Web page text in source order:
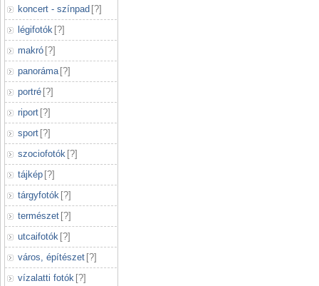
koncert - színpad [?]
légifotók [?]
makró [?]
panoráma [?]
portré [?]
riport [?]
sport [?]
szociofotók [?]
tájkép [?]
tárgyfotók [?]
természet [?]
utcaifotók [?]
város, építészet [?]
vízalatti fotók [?]